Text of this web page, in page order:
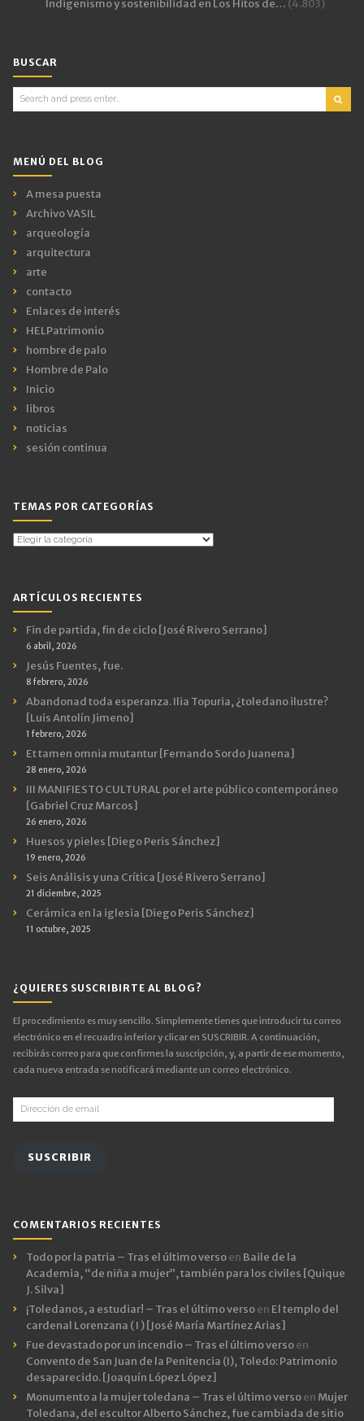
Indigenismo y sostenibilidad en Los Hitos de… (4.803)
BUSCAR
Search
for:
MENÚ DEL BLOG
A mesa puesta
Archivo VASIL
arqueología
arquitectura
arte
contacto
Enlaces de interés
HELPatrimonio
hombre de palo
Hombre de Palo
Inicio
libros
noticias
sesión continua
TEMAS POR CATEGORÍAS
Temas
ARTÍCULOS RECIENTES
Fin de partida, fin de ciclo [José Rivero Serrano]
6 abril, 2026
Jesús Fuentes, fue.
8 febrero, 2026
Abandonad toda esperanza. Ilia Topuria, ¿toledano ilustre?
[Luis Antolín Jimeno]
1 febrero, 2026
Et tamen omnia mutantur [Fernando Sordo Juanena]
28 enero, 2026
III MANIFIESTO CULTURAL por el arte público contemporáneo
[Gabriel Cruz Marcos]
26 enero, 2026
Huesos y pieles [Diego Peris Sánchez]
19 enero, 2026
Seis Análisis y una Crítica [José Rivero Serrano]
21 diciembre, 2025
Cerámica en la iglesia [Diego Peris Sánchez]
11 octubre, 2025
¿QUIERES SUSCRIBIRTE AL BLOG?
El procedimiento es muy sencillo. Simplemente tienes que introducir tu correo
electrónico en el recuadro inferior y clicar en SUSCRIBIR. A continuación,
recibirás correo para que confirmes la suscripción, y, a partir de ese momento,
cada nueva entrada se notificará mediante un correo electrónico.
Dirección
de
SUSCRIBIR
COMENTARIOS RECIENTES
Todo por la patria – Tras el último versoen Baile de la
Academia, “de niña a mujer”, también para los civiles [Quique
J. Silva]
¡Toledanos, a estudiar! – Tras el último versoen El templo del
cardenal Lorenzana ( I ) [José María Martínez Arias]
Fue devastado por un incendio – Tras el último versoen
Convento de San Juan de la Penitencia (I), Toledo: Patrimonio
desaparecido. [Joaquín López López]
Monumento a la mujer toledana – Tras el último versoen Mujer
Toledana, del escultor Alberto Sánchez, fue cambiada de sitio